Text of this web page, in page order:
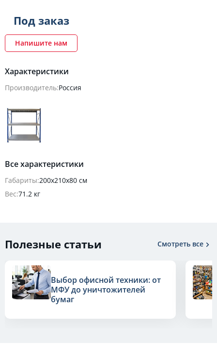
Характеристики
Производитель:Россия
Под заказ
Напишите нам
Все характеристики
Габариты:200х210х80 см
Вес:71.2 кг
Полезные статьи Смотреть все
Выбор офисной техники: от
МФУ до уничтожителей
бумаг